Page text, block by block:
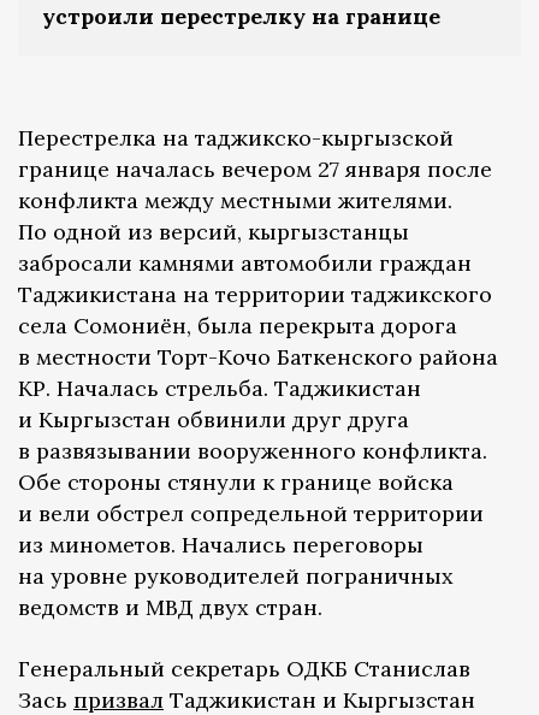
устроили перестрелку на границе
Перестрелка на таджикско-кыргызской
границе началась вечером 27 января после
конфликта между местными жителями.
По одной из версий, кыргызстанцы
забросали камнями автомобили граждан
Таджикистана на территории таджикского
села Сомониён, была перекрыта дорога
в местности Торт-Кочо Баткенского района
КР. Началась стрельба. Таджикистан
и Кыргызстан обвинили друг друга
в развязывании вооруженного конфликта.
Обе стороны стянули к границе войска
и вели обстрел сопредельной территории
из минометов. Начались переговоры
на уровне руководителей пограничных
ведомств и МВД двух стран.
Генеральный секретарь ОДКБ Станислав
Зась призвал Таджикистан и Кыргызстан